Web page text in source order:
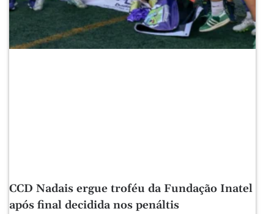
CCD Nadais ergue troféu da Fundação Inatel
após final decidida nos penáltis